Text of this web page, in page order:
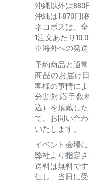
沖縄以外は880
沖縄は1,870円(
ネコポスは、
1注文あたり
※海外への発
予約商品と通
商品のお届け
客様の事情に
分割対応手数
込）を頂戴し
で、お問い合
いたします。
イベント会場
弊社より指定
送料は無料です
但し、当日に